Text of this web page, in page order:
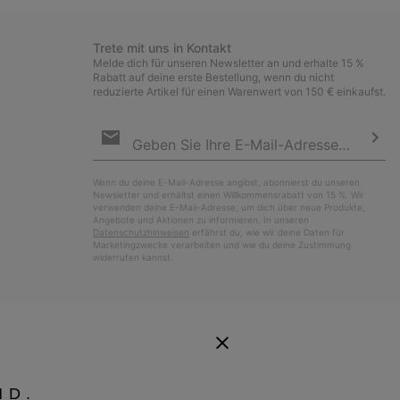
Trete mit uns in Kontakt
Melde dich für unseren Newsletter an und erhalte 15 %
Rabatt auf deine erste Bestellung, wenn du nicht
reduzierte Artikel für einen Warenwert von 150 € einkaufst.
Anmeldung
Wenn du deine E-Mail-Adresse angibst, abonnierst du unseren
Newsletter und erhältst einen Willkommensrabatt von 15 %. Wir
verwenden deine E-Mail-Adresse, um dich über neue Produkte,
Angebote und Aktionen zu informieren. In unseren
Datenschutzhinweisen erfährst du, wie wir deine Daten für
Marketingzwecke verarbeiten und wie du deine Zustimmung
widerrufen kannst.